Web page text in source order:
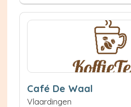
Café De Waal
Vlaardingen